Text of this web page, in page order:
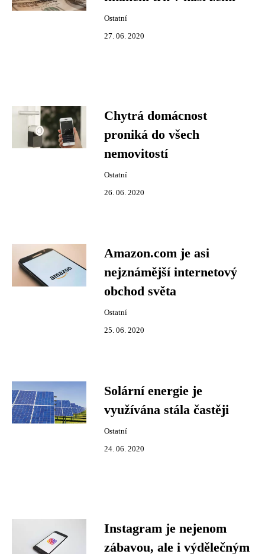
Ostatní
27. 06. 2020
Chytrá domácnost
proniká do všech
nemovitostí
Ostatní
26. 06. 2020
Amazon.com je asi
nejznámější internetový
obchod světa
Ostatní
25. 06. 2020
Solární energie je
využívána stála častěji
Ostatní
24. 06. 2020
Instagram je nejenom
zábavou, ale i výdělečným